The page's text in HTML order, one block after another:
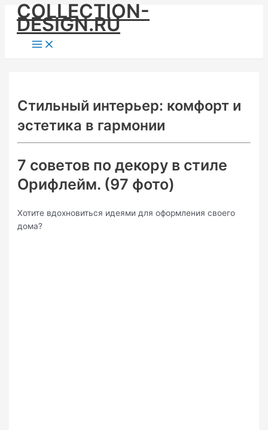
Skip
content
COLLECTION-
DESIGN.RU
Main
Menu
Стильный интерьер: комфорт и
эстетика в гармонии
7 советов по декору в стиле
Орифлейм. (97 фото)
Хотите вдохновиться идеями для оформления своего
дома?